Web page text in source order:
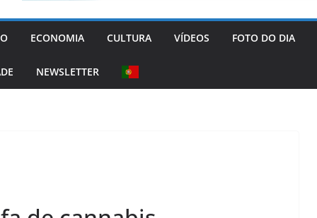
ECONOMIA CULTURA VÍDEOS FOTO DO DIA
NEWSLETTER